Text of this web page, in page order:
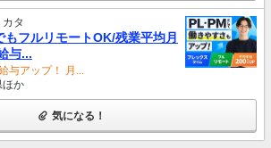
タ
フルリモートOK/残業平均月
与...
アップ！ 月...
ほか
気になる！